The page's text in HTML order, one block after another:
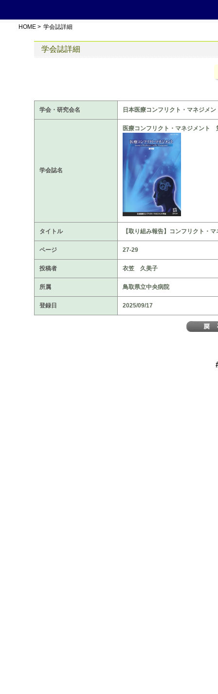
HOME > 学会誌詳細
学会誌詳細
学会・研究会名 日本医療コンフリクト・マネジメン
学会誌名
医療コンフリクト・マネジメント
タイトル 【取り組み報告】コンフリクト・
ページ 27-29
投稿者 衣笠 久美子
所属 鳥取県立中央病院
登録日 2025/09/17